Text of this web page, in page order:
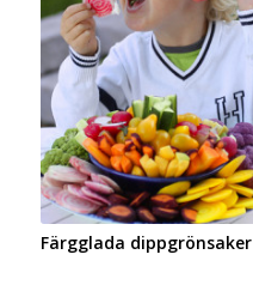
Färgglada dippgrönsaker